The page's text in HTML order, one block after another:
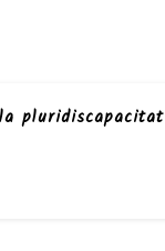
pluridiscapacitat